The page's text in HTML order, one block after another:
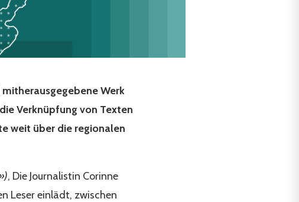
Werk
Verknüpfung von Texten
weit über die regionalen
, Die Journalistin Corinne
Leser einlädt, zwischen